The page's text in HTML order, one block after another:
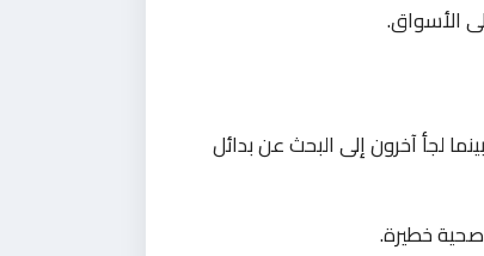
الأسواق.
لجأ آخرون إلى البحث عن بدائل
صحية خطيرة.